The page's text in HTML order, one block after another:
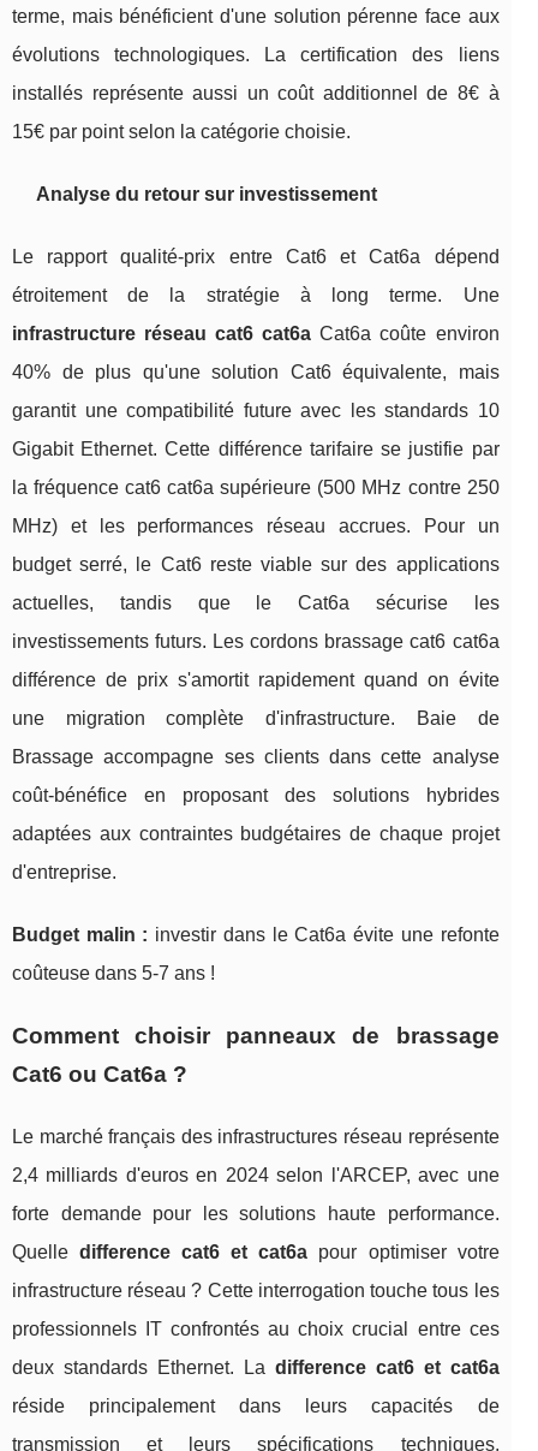
terme, mais bénéficient d'une solution pérenne face aux
évolutions technologiques. La certification des liens
installés représente aussi un coût additionnel de 8€ à
15€ par point selon la catégorie choisie.
Analyse du retour sur investissement
Le rapport qualité-prix entre Cat6 et Cat6a dépend
étroitement de la stratégie à long terme. Une
infrastructure réseau cat6 cat6a Cat6a coûte environ
40% de plus qu'une solution Cat6 équivalente, mais
garantit une compatibilité future avec les standards 10
Gigabit Ethernet. Cette différence tarifaire se justifie par
la fréquence cat6 cat6a supérieure (500 MHz contre 250
MHz) et les performances réseau accrues. Pour un
budget serré, le Cat6 reste viable sur des applications
actuelles, tandis que le Cat6a sécurise les
investissements futurs. Les cordons brassage cat6 cat6a
différence de prix s'amortit rapidement quand on évite
une migration complète d'infrastructure. Baie de
Brassage accompagne ses clients dans cette analyse
coût-bénéfice en proposant des solutions hybrides
adaptées aux contraintes budgétaires de chaque projet
d'entreprise.
Budget malin : investir dans le Cat6a évite une refonte
coûteuse dans 5-7 ans !
Comment choisir panneaux de brassage
Cat6 ou Cat6a ?
Le marché français des infrastructures réseau représente
2,4 milliards d'euros en 2024 selon l'ARCEP, avec une
forte demande pour les solutions haute performance.
Quelledifference cat6 et cat6a pour optimiser votre
infrastructure réseau ? Cette interrogation touche tous les
professionnels IT confrontés au choix crucial entre ces
deux standards Ethernet. La difference cat6 et cat6a
réside principalement dans leurs capacités de
transmission et leurs spécifications techniques.